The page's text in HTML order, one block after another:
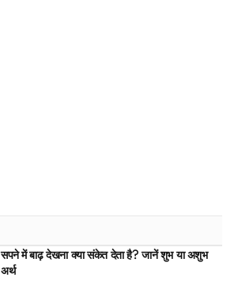
सपने में बाढ़ देखना क्या संकेत देता है? जानें शुभ या अशुभ
अर्थ